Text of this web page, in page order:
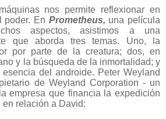
nos permite reflexionar en
poder. En Prometheus, una película
aspectos, asistimos a una
que aborda tres temas. Uno, la
por parte de la creatura; dos, en
y la búsqueda de la inmortalidad; y
del androide. Peter Weyland
de Weyland Corporation - un
empresa que financia la expedición
en relación a David: